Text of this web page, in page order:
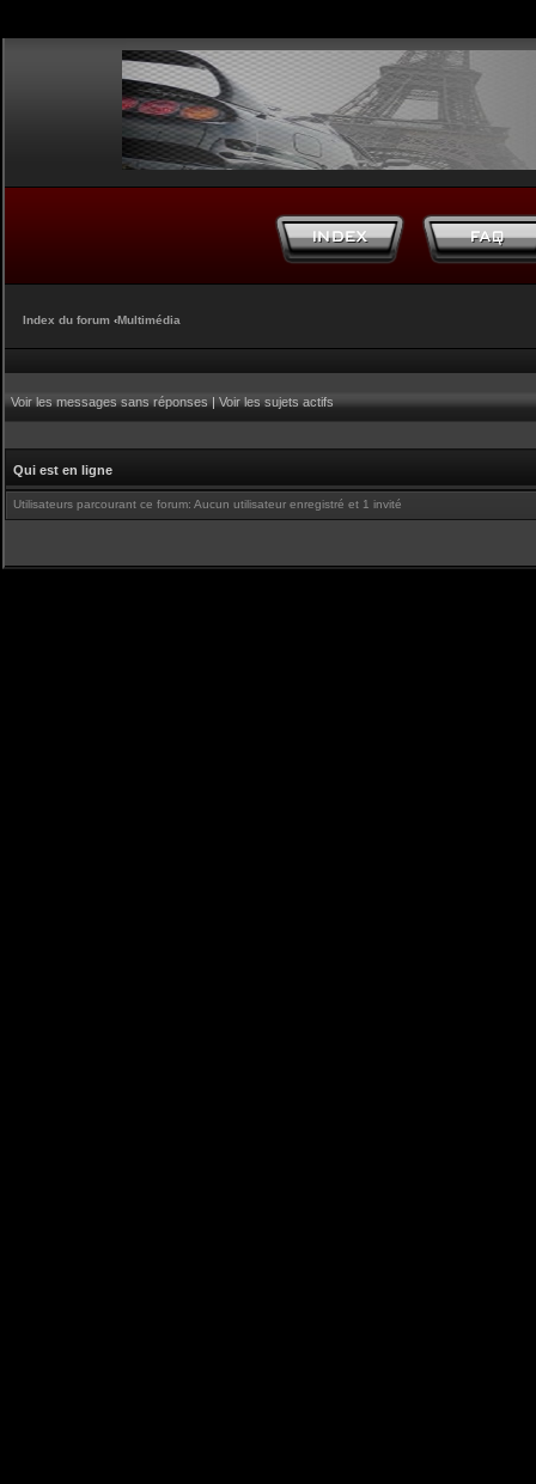
Index du forum ‹Multimédia
Voir les messages sans réponses|Voir les sujets actifs
Qui est en ligne
Utilisateurs parcourant ce forum: Aucun utilisateur enregistré et 1 invité